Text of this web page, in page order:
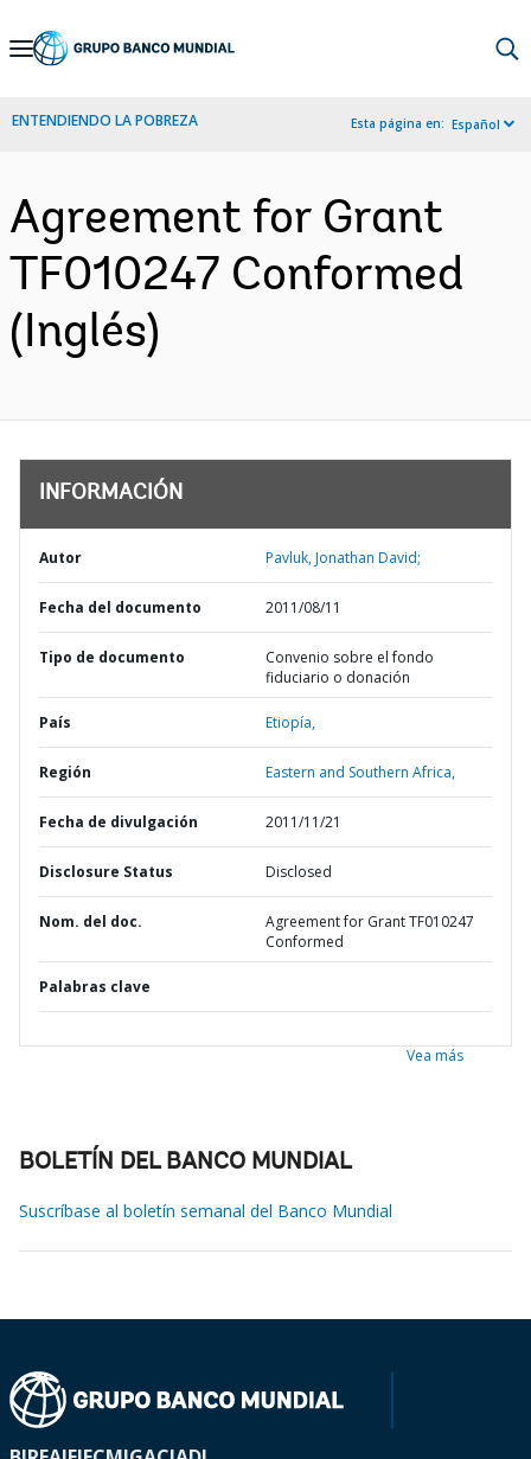
Skip
Navigation
ENTENDIENDO LA POBREZA Esta página en: Español
Agreement for Grant
TF010247 Conformed
(Inglés)
INFORMACIÓN
Autor Pavluk, Jonathan David;
Fecha del documento 2011/08/11
Tipo de documento
Convenio sobre el fondo
fiduciario o donación
País Etiopía,
Región Eastern and Southern Africa,
Fecha de divulgación 2011/11/21
Disclosure Status Disclosed
Nom. del doc.
Agreement for Grant TF010247
Conformed
Palabras clave
Vea más
BOLETÍN DEL BANCO MUNDIAL
Suscríbase al boletín semanal del Banco Mundial